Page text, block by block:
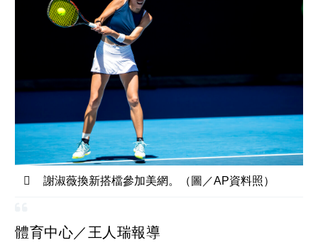
謝淑薇換新搭檔參加美網。（圖／AP資料照）
體育中心／王人瑞報導